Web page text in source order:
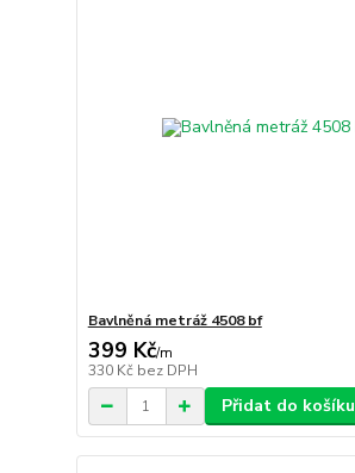
Bavlněná metráž 4508 bf
399 Kč/m
330 Kč bez DPH
Přidat do košíku